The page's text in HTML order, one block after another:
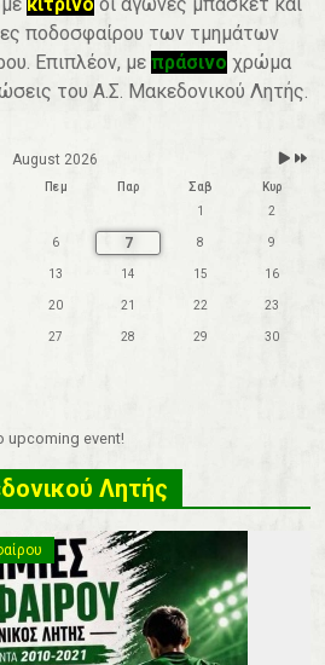
ποδοσφαίρου των τμημάτων
Επιπλέον, με πράσινο χρώμα
του Α.Σ. Μακεδονικού Λητής.
August 2026
Πεμ Παρ Σαβ
Κυρ
1
2
6 7 8 9
13 14 15 16
20 21 22 23
27 28 29 30
upcoming event!
Λητής